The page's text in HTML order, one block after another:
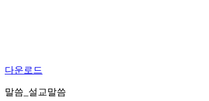
다운로드
말씀_설교말씀